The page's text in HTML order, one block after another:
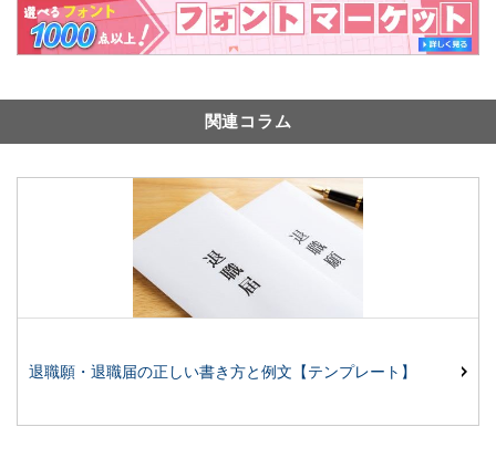
関連コラム
退職願・退職届の正しい書き方と例文【テンプレート】